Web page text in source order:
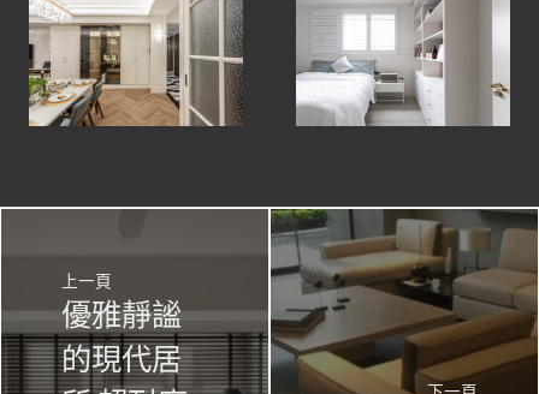
上一頁
優雅靜謐
的現代居